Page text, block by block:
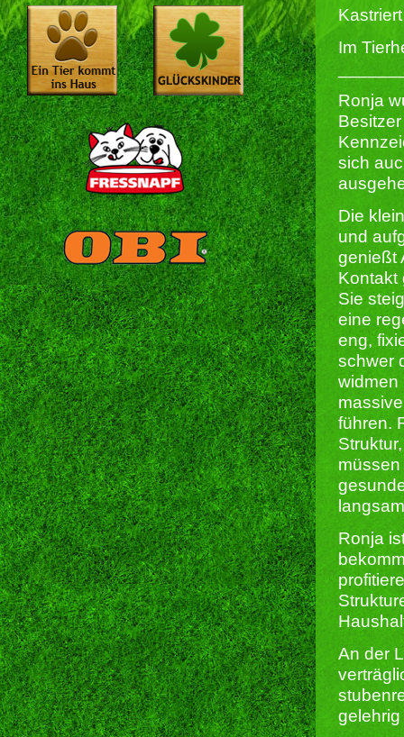
Im
Ronja
sich
Die
und
genießt
Kontakt
Sie
eine
eng,
schwer
widmen
führen.
Ronja
An der